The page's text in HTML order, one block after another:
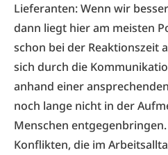
Lieferanten: Wenn wir
dann liegt hier am meisten
schon bei der Reaktionszeit
sich durch die
anhand einer
noch lange nicht in der
Menschen
Konflikten, die im